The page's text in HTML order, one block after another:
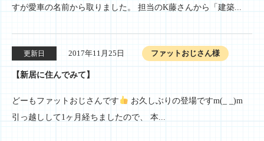
すが愛車の名前から取りました。 担当のK藤さんから「建築...
更新日 2017年11月25日 ファットおじさん様
【新居に住んでみて】
どーもファットおじさんです
お久しぶりの登場ですm(_ _)m
引っ越しして1ヶ月経ちましたので、 本...